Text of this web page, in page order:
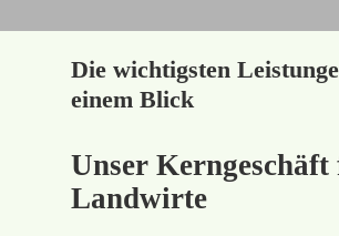
Die wichtigsten
einem Blick
Unser
Landwirte